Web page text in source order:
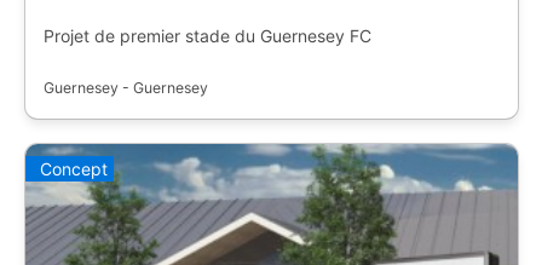
Projet de premier stade du Guernesey FC
Guernesey - Guernesey
Concept